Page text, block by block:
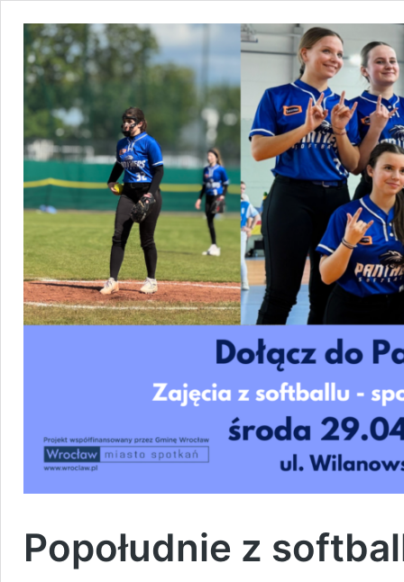
Popołudnie z